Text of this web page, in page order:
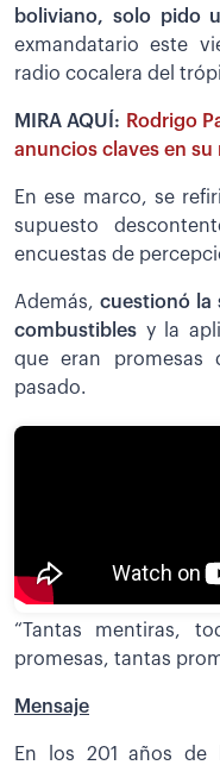
boliviano, solo pido
exmandatario este
radio cocalera del
MIRA AQUÍ: Rodrigo
anuncios claves en
En ese marco, se
supuesto
encuestas de
Además, cuestionó la
combustibles y la
que eran promesas
pasado.
“Tantas mentiras,
promesas, tantas
Mensaje
En los 201 años de